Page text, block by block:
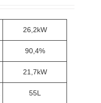
26,2kW
90,4%
21,7kW
55L